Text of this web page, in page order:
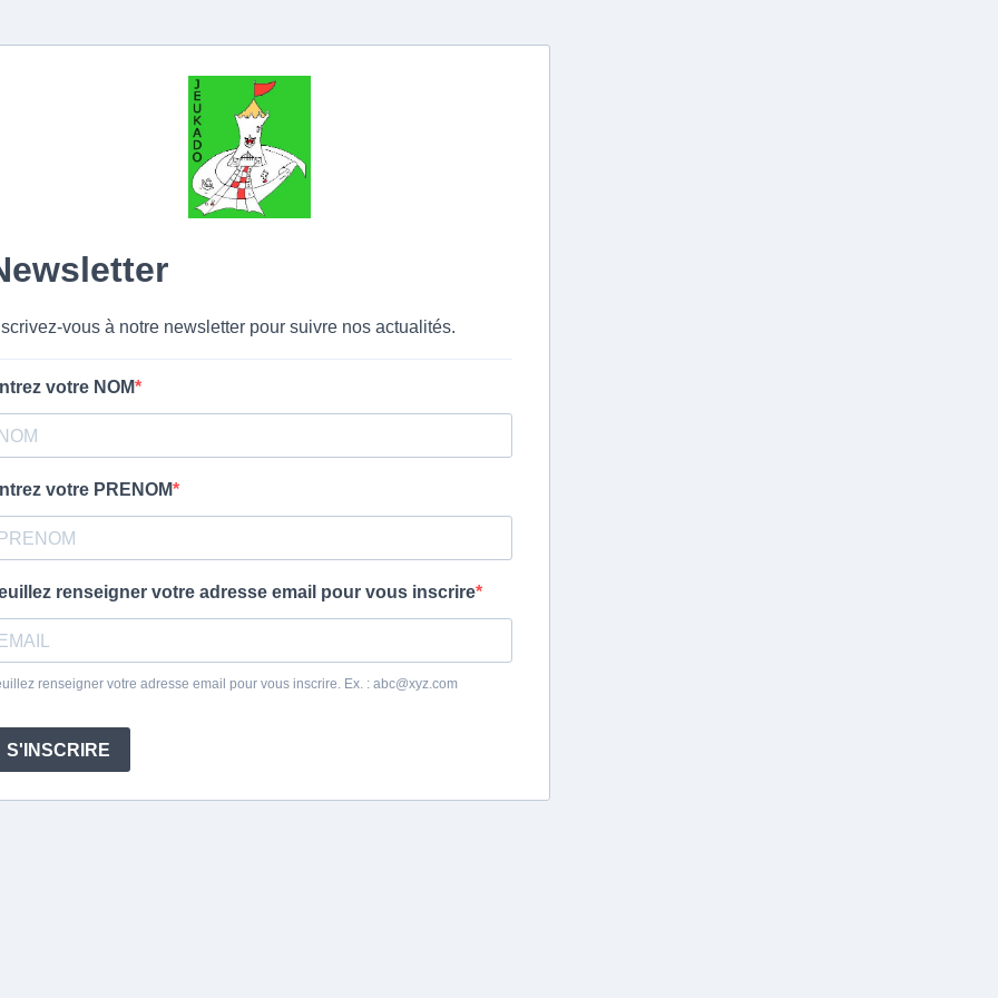
vous à notre newsletter pour suivre nos actualités.
votre NOM
votre PRENOM
renseigner votre adresse email pour vous inscrire
renseigner votre adresse email pour vous inscrire. Ex. : abc@xyz.com
S'INSCRIRE